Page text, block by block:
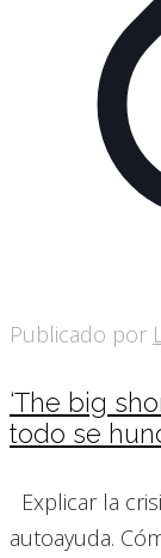
Publicado por
‘The big
todo se
Explicar la
autoayuda.